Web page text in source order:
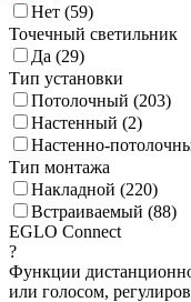
Нет (59)
Точечный светильник
Да (29)
Тип установки
Потолочный (203)
Настенный (2)
Настенно-
Тип монтажа
Накладной (220)
Встраиваемый (88)
EGLO Connect
?
Функции
или голосом,